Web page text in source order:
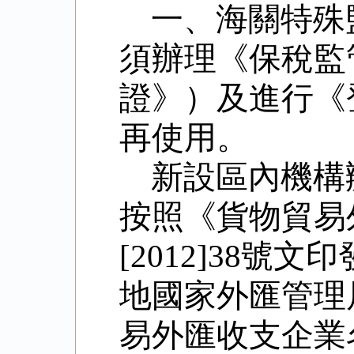
一、海關特
須辦理《保稅
證》）及進行
再使用。
新設區內機
按照《貨物貿
[2012]38號文印
地國家外匯管
易外匯收支企